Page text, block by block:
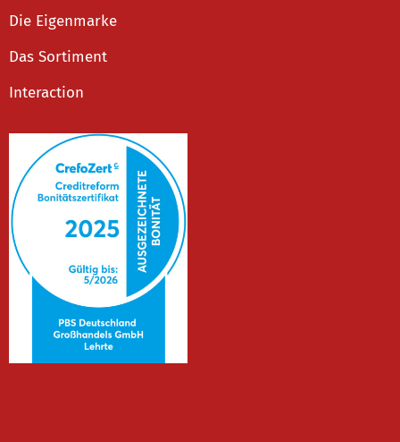
Die Eigenmarke
Das Sortiment
Interaction